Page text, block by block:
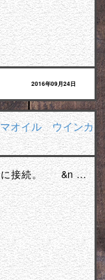
2016年09月24日
オイル ウインカ
に接続。 &n …